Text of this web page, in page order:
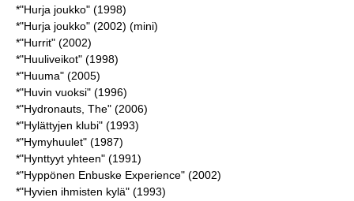
*"Hurja joukko" (1998)
*"Hurja joukko" (2002) (mini)
*"Hurrit" (2002)
*"Huuliveikot" (1998)
*"Huuma" (2005)
*"Huvin vuoksi" (1996)
*"Hydronauts, The" (2006)
*"Hylättyjen klubi" (1993)
*"Hymyhuulet" (1987)
*"Hynttyyt yhteen" (1991)
*"Hyppönen Enbuske Experience" (2002)
*"Hyvien ihmisten kylä" (1993)